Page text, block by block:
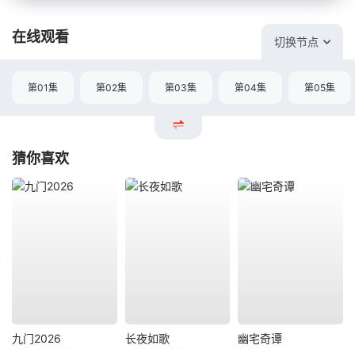
在线观看 切换节点
第01集 第02集 第03集 第04集 第05集
猜你喜欢
九门2026 长夜如歌 幽宅奇谭